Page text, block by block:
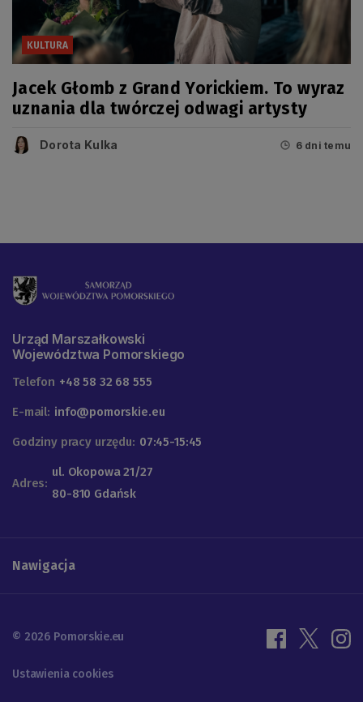
KULTURA
Jacek Głomb z Grand Yorickiem. To wyraz
uznania dla twórczej odwagi artysty
Dorota Kulka 6 dni temu
Urząd Marszałkowski
Województwa Pomorskiego
Telefon +48 58 32 68 555
E-mail: info@pomorskie.eu
Godziny pracy urzędu: 07:45-15:45
Adres:
ul. Okopowa 21/27
80-810 Gdańsk
Nawigacja
© 2026 Pomorskie.eu
Ustawienia cookies